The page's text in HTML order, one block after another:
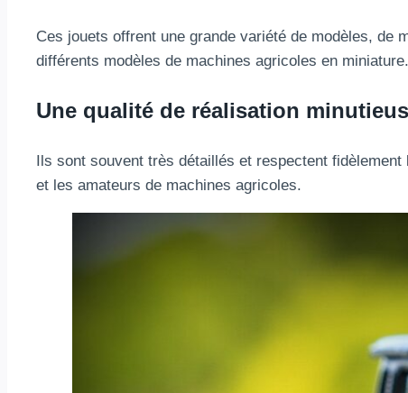
Ces jouets offrent une grande variété de modèles, de
différents modèles de machines agricoles en miniature.
Une qualité de réalisation
Ils sont souvent très détaillés et respectent
et les amateurs de machines agricoles.